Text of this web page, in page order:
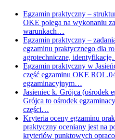
Egzamin praktyczny –
OKE polega na wykonaniu
warunkach…
Egzamin praktyczny –
egzaminu praktycznego dla
agrotechniczne,
Egzamin praktyczny w
część egzaminu OKE
egzaminacyjnym…
Jasieniec k. Grójca (ośrodek
Grójca to ośrodek
części…
Kryteria oceny egzaminu
praktyczny oceniany jest na
kryteriów punktowych